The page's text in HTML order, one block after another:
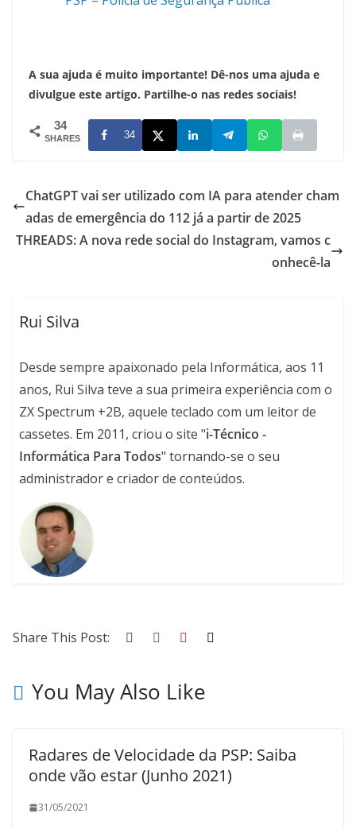
A sua ajuda é muito importante! Dê-nos uma ajuda e
divulgue este artigo. Partilhe-o nas redes sociais!
34
SHARES 34
ChatGPT vai ser utilizado com IA para atender cham
adas de emergência do 112 já a partir de 2025
THREADS: A nova rede social do Instagram, vamos c
onhecê-la
Rui Silva
Desde sempre apaixonado pela Informática, aos 11
anos, Rui Silva teve a sua primeira experiência com o
ZX Spectrum +2B, aquele teclado com um leitor de
cassetes. Em 2011, criou o site "i-Técnico -
Informática Para Todos" tornando-se o seu
administrador e criador de conteúdos.
Share This Post:
You May Also Like
Radares de Velocidade da PSP: Saiba
onde vão estar (Junho 2021)
31/05/2021